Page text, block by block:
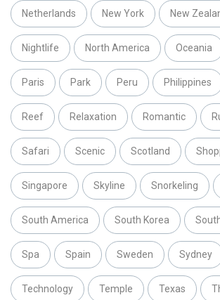
Netherlands New York New
Nightlife North America Oceania
Paris Park Peru Philippines
Reef Relaxation Romantic
Safari Scenic Scotland
Singapore Skyline Snorkeling
South America South Korea
Spa Spain Sweden Sydney
Technology Temple Texas